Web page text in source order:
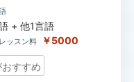
+ 他1言語
ッスン料 ￥5000
おすすめ